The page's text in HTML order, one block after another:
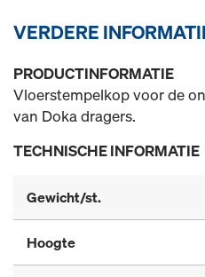
VERDERE
PRODUCTINFORMATIE
Vloerstempelkop voor de
van Doka dragers.
TECHNISCHE INFORMATIE
Gewicht/st.
Hoogte